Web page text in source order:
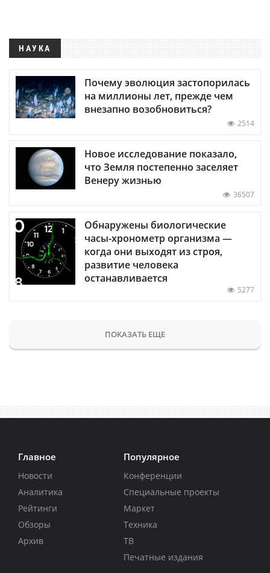
НАУКА
Почему эволюция застопорилась
на миллионы лет, прежде чем
внезапно возобновиться?
2514
Новое исследование показало,
что Земля постепенно заселяет
Венеру жизнью
36507
Обнаружены биологические
часы-хронометр организма —
когда они выходят из строя,
развитие человека
останавливается
5277
ПОКАЗАТЬ ЕЩЕ
Главное
Новости
Аналитика
Рейтинги
Обзоры
Архив
Популярное
Конференции
Специальные проекты
Маркет
Техника
ТВ
Печатные издания